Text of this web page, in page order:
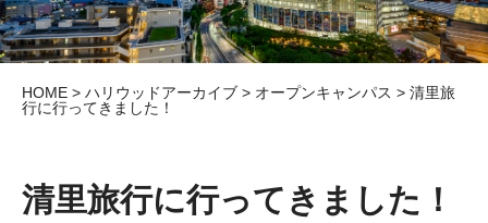
HOME > ハリウッドアーカイブ > オープンキャンパス > 清里旅
行に行ってきました！
清里旅行に行ってきました！